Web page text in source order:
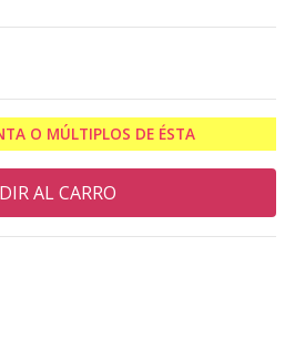
O MÚLTIPLOS DE ÉSTA